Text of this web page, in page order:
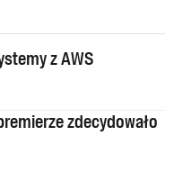
z AWS
zdecydowało